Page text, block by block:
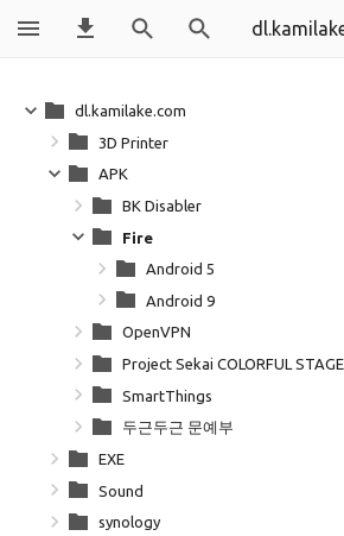
dl.kamilake.com
3D Printer
APK
BK Disabler
Fire
Android 5
Android 9
OpenVPN
Project Sekai COLORFUL STAGE
SmartThings
두근두근 문예부
EXE
Sound
synology